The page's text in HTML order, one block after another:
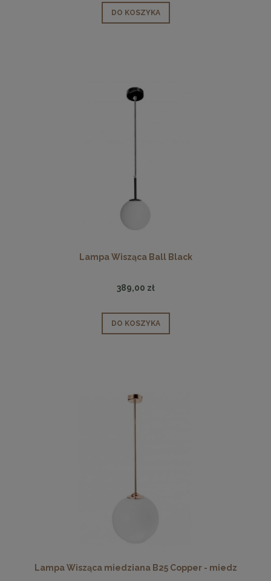
DO KOSZYKA
Lampa Wisząca Ball Black
389,00 zł
DO KOSZYKA
Lampa Wisząca miedziana B25 Copper - miedz